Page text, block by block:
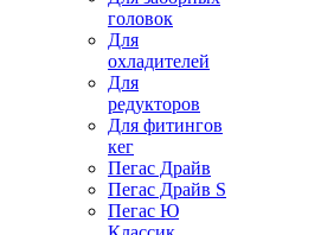
головок
Для
охладителей
Для
редукторов
Для фитингов
кег
Пегас Драйв
Пегас Драйв S
Пегас Ю